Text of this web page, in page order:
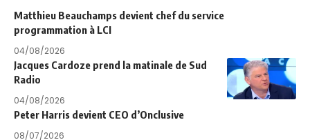
Matthieu Beauchamps devient chef du service
programmation à LCI
04/08/2026
Jacques Cardoze prend la matinale de Sud
Radio
04/08/2026
Peter Harris devient CEO d’Onclusive
08/07/2026